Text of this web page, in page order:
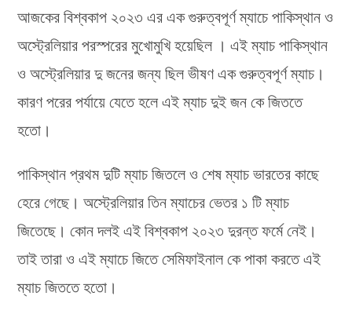
আজকের বিশ্বকাপ ২০২৩ এর এক গুরুত্বপূর্ণ ম্যাচে পাকিস্থান ও
অস্ট্রেলিয়ার পরস্পরের মুখোমুখি হয়েছিল । এই ম্যাচ পাকিস্থান
ও অস্ট্রেলিয়ার দু জনের জন্য ছিল ভীষণ এক গুরুত্বপূর্ণ ম্যাচ।
কারণ পরের পর্যায়ে যেতে হলে এই ম্যাচ দুই জন কে জিততে
হতো।
পাকিস্থান প্রথম দুটি ম্যাচ জিতলে ও শেষ ম্যাচ ভারতের কাছে
হেরে গেছে। অস্ট্রেলিয়ার তিন ম্যাচের ভেতর ১ টি ম্যাচ
জিতেছে। কোন দলই এই বিশ্বকাপ ২০২৩ দুরন্ত ফর্মে নেই।
তাই তারা ও এই ম্যাচে জিতে সেমিফাইনাল কে পাকা করতে এই
ম্যাচ জিততে হতো।